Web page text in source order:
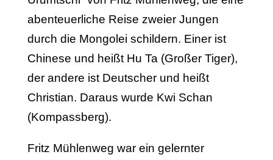
abenteuerliche Reise zweier Jungen
durch die Mongolei schildern. Einer ist
Chinese und heißt Hu Ta (Großer Tiger),
der andere ist Deutscher und heißt
Christian. Daraus wurde Kwi Schan
(Kompassberg).
Fritz Mühlenweg war ein gelernter